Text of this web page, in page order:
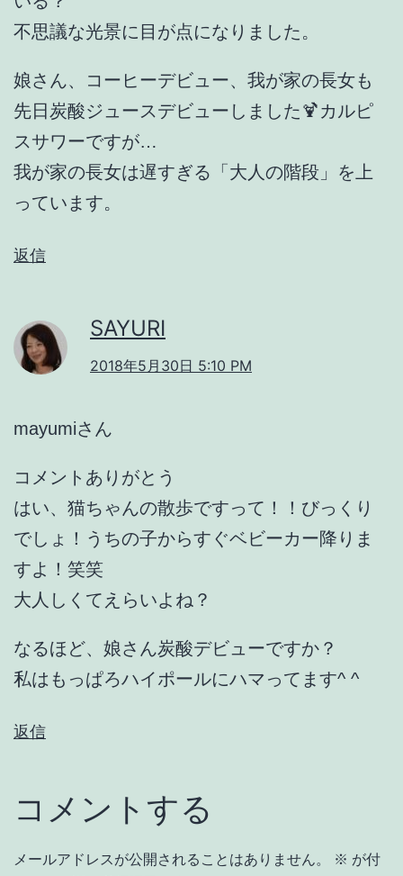
不思議な光景に目が点になりました。
娘さん、コーヒーデビュー、我が家の長女も
先日炭酸ジュースデビューしました🍹カルピ
スサワーですが…
我が家の長女は遅すぎる「大人の階段」を上
っています。
返信
SAYURI
2018年5月30日 5:10 PM
mayumiさん
コメントありがとう
はい、猫ちゃんの散歩ですって！！びっくり
でしょ！うちの子からすぐベビーカー降りま
すよ！笑笑
大人しくてえらいよね？
なるほど、娘さん炭酸デビューですか？
私はもっぱろハイポールにハマってます^ ^
返信
コメントする
メールアドレスが公開されることはありません。 ※ が付